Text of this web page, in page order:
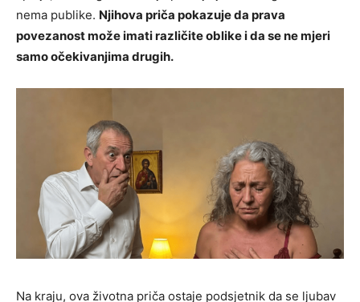
nema publike. Njihova priča pokazuje da prava
povezanost može imati različite oblike i da se ne mjeri
samo očekivanjima drugih.
Na kraju, ova životna priča ostaje podsjetnik da se ljubav